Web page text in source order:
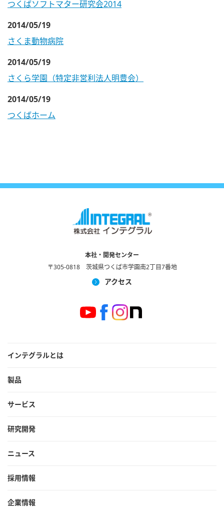
つくばソフトマター研究会2014
2014/05/19
さくま動物病院
2014/05/19
さくら学園（特定非営利法人明豊会）
2014/05/19
つくばホーム
本社・開発センター
〒305-0818 茨城県つくば市学園南2丁目7番地
アクセス
インテグラルとは
製品
サービス
研究開発
ニュース
採用情報
企業情報